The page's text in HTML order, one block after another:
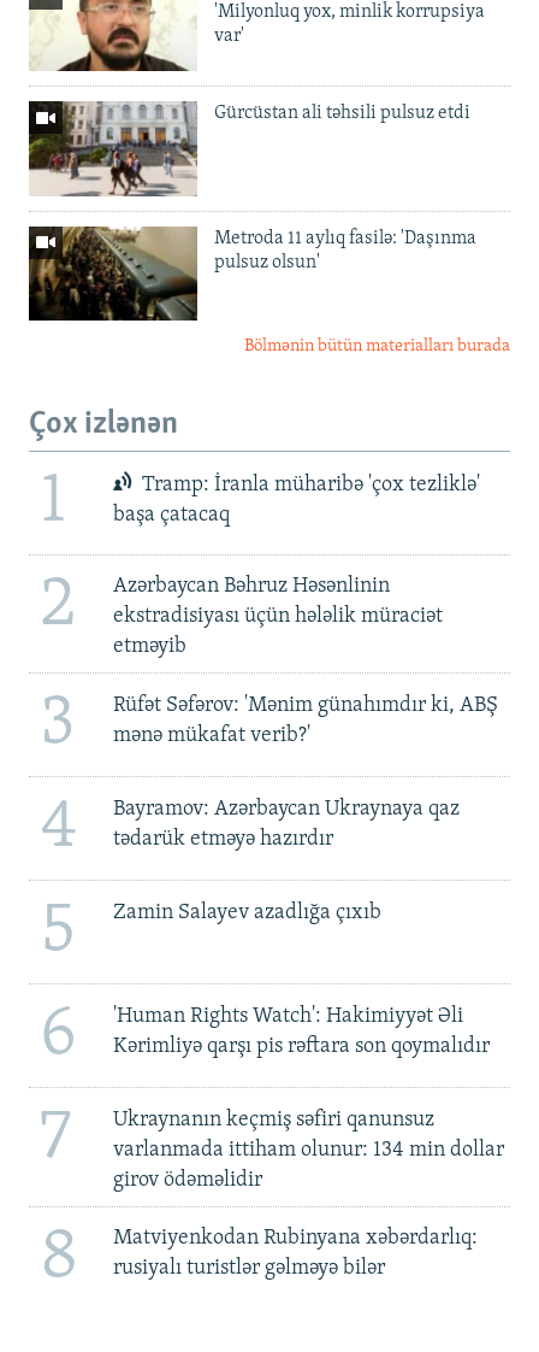
'Milyonluq yox, minlik korrupsiya
var'
Gürcüstan ali təhsili pulsuz etdi
Metroda 11 aylıq fasilə: 'Daşınma
pulsuz olsun'
Bölmənin bütün materialları burada
Çox izlənən
1
Tramp: İranla müharibə 'çox tezliklə'
başa çatacaq
2
Azərbaycan Bəhruz Həsənlinin
ekstradisiyası üçün hələlik müraciət
etməyib
3
Rüfət Səfərov: 'Mənim günahımdır ki, ABŞ
mənə mükafat verib?'
4
Bayramov: Azərbaycan Ukraynaya qaz
tədarük etməyə hazırdır
5 Zamin Salayev azadlığa çıxıb
6
'Human Rights Watch': Hakimiyyət Əli
Kərimliyə qarşı pis rəftara son qoymalıdır
7
Ukraynanın keçmiş səfiri qanunsuz
varlanmada ittiham olunur: 134 min dollar
girov ödəməlidir
8
Matviyenkodan Rubinyana xəbərdarlıq:
rusiyalı turistlər gəlməyə bilər